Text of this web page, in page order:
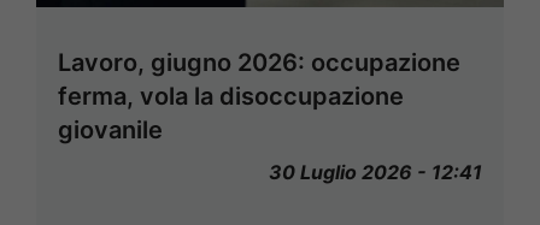
Lavoro, giugno 2026: occupazione
ferma, vola la disoccupazione
giovanile
30 Luglio 2026 - 12:41